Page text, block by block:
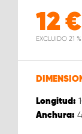
12€
EXCLUIDO 21
Longitud:
Anchura: